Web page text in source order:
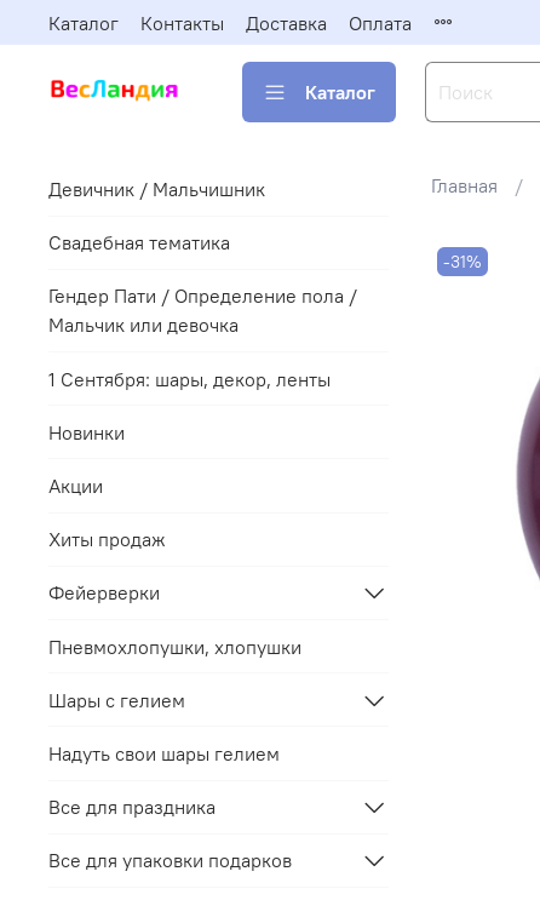
Каталог Контакты Доставка Оплата
Каталог
Главная
-31%
Девичник / Мальчишник
Свадебная тематика
Гендер Пати / Определение пола /
Мальчик или девочка
1 Сентября: шары, декор, ленты
Новинки
Акции
Хиты продаж
Фейерверки
Пневмохлопушки, хлопушки
Шары с гелием
Надуть свои шары гелием
Все для праздника
Все для упаковки подарков